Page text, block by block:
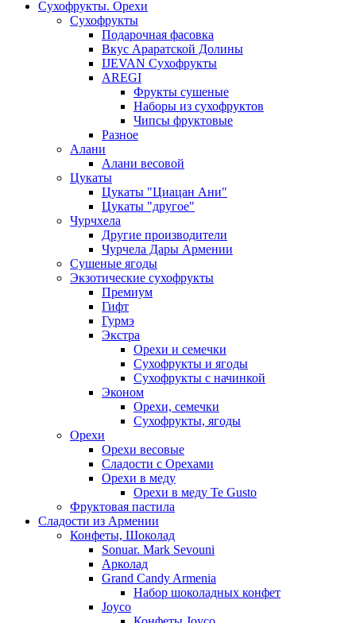
Сухофрукты. Орехи
Сухофрукты
Подарочная фасовка
Вкус Араратской Долины
IJEVAN Сухофрукты
AREGI
Фрукты сушеные
Наборы из сухофруктов
Чипсы фруктовые
Разное
Алани
Алани весовой
Цукаты
Цукаты "Циацан Ани"
Цукаты "другое"
Чурчхела
Другие производители
Чурчела Дары Армении
Сушеные ягоды
Экзотические сухофрукты
Премиум
Гифт
Гурмэ
Экстра
Орехи и семечки
Сухофрукты и ягоды
Сухофрукты с начинкой
Эконом
Орехи, семечки
Сухофрукты, ягоды
Орехи
Орехи весовые
Сладости с Орехами
Орехи в меду
Орехи в меду Te Gusto
Фруктовая пастила
Сладости из Армении
Конфеты, Шоколад
Sonuar. Mark Sevouni
Арколад
Grand Candy Armenia
Набор шоколадных конфет
Joyco